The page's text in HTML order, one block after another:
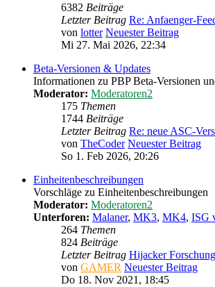
6382 Beiträge
Letzter Beitrag Re: Anfaenger-
von lotter Neuester Beitrag
Mi 27. Mai 2026, 22:34
Beta-Versionen & Updates
Informationen zu PBP Beta-Versionen
Moderator: Moderatoren2
175 Themen
1744 Beiträge
Letzter Beitrag Re: neue ASC-
von TheCoder Neuester Beitrag
So 1. Feb 2026, 20:26
Einheitenbeschreibungen
Vorschläge zu Einheitenbeschreibungen
Moderator: Moderatoren2
Unterforen: Malaner, MK3, MK4, ISG
264 Themen
824 Beiträge
Letzter Beitrag Hijacker
von GAMER Neuester Beitrag
Do 18. Nov 2021, 18:45